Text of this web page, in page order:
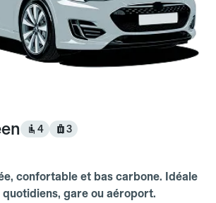
4 3
confortable et bas carbone. Idéale
gare ou aéroport.